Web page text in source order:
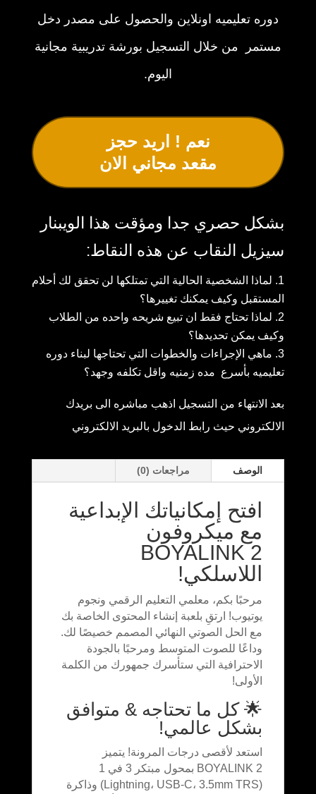
دوره تعليميه اونلاين والحصول على مصدر دخل
مستمر من خلال التسجيل بورشة تدريبية مجانية
اليوم.
نعم ! اريد حجز
مقعد مجاني الان
بشكل حصري جدا ومؤقت هذا الويبنار
سيزيل النقاب عن هذه النقاط:
لماذا الشخصية الحالية التي تمتلكها لن تحقق لك أحلام
المستقبل وكيف يمكنك تغييرها؟
لماذا تحتاج فقط ان تبيع شريحه واحده من الطلاب
وكيف يمكن تحديدها؟
ماهي الإجراءات والخطوات التي تحتاجها لبناء دوره
تعليميه بأسرع مده زمنيه واقل تكلفه وجهد؟
بعد الانتهاء من التسجيل اذهب مباشره الى بريدك
الالكتروني حيث رابط الدخول بالبريد الالكتروني
الوصف مراجعات (0)
افتح إمكانياتك الإبداعية
مع ميكروفون
BOYALINK 2
اللاسلكي!
مرحبًا بكم، معلمي التعليم الرقمي ونجوم
يوتيوب! ارتقِ بلعبة إنشاء المحتوى الخاصة بك
مع الحل الصوتي النهائي المصمم خصيصًا لك.
وداعًا للصوت المتوسط ومرحبًا بالجودة
الاحترافية التي ستأسرك جمهورك من الكلمة
الأولى!
🌟 كل ما تحتاجه & متوافق
بشكل عالمي!
استعد لأقصى درجات المرونة! يتميز
BOYALINK 2 بمحول مبتكر 3 في 1
(Lightning، USB-C، 3.5mm TRS) وذاكرة